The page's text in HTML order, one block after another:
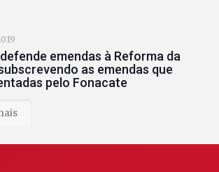
emendas à Reforma da
as emendas que
pelo Fonacate